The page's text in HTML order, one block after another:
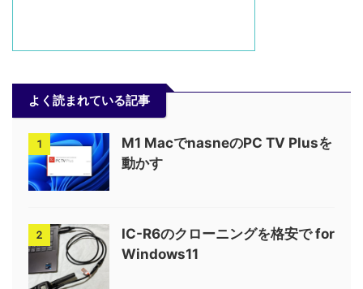
よく読まれている記事
1
M1 MacでnasneのPC TV Plusを
動かす
2
IC-R6のクローニングを格安で for
Windows11